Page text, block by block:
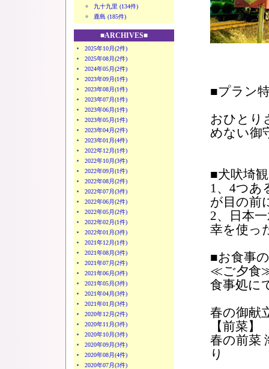
九十九里 (134件)
鹿島 (185件)
■ARCHIVES■
2025年10月(2件)
2025年08月(2件)
2024年05月(2件)
2023年09月(1件)
2023年08月(1件)
2023年07月(1件)
2023年06月(1件)
2023年05月(1件)
2023年04月(2件)
2023年01月(4件)
2022年12月(1件)
2022年10月(3件)
2022年09月(1件)
2022年08月(2件)
2022年07月(3件)
2022年06月(2件)
2022年05月(2件)
2022年02月(1件)
2022年01月(3件)
2021年12月(1件)
2021年08月(3件)
2021年07月(2件)
2021年06月(3件)
2021年05月(3件)
2021年04月(3件)
2021年01月(3件)
2020年12月(2件)
2020年11月(3件)
2020年10月(3件)
2020年09月(3件)
2020年08月(4件)
2020年07月(3件)
■プラン
おひとり
めない御
■犬吠埼
1、4つあ
が目の前
2、日本
幸を使っ
■お食事
≪ご夕食
食事処に
春の御献
【前菜】
春の前菜
り